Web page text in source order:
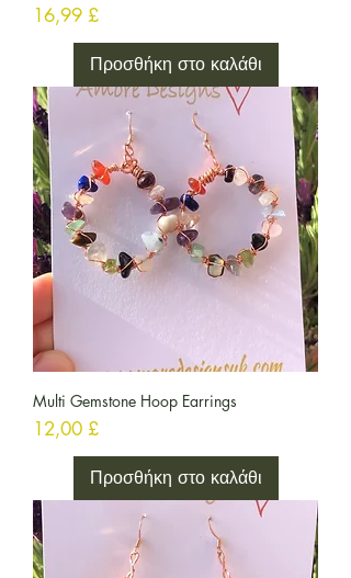
Τιμή
16,99 £
Προσθήκη στο καλάθι
Multi Gemstone Hoop Earrings
Τιμή
12,00 £
Προσθήκη στο καλάθι